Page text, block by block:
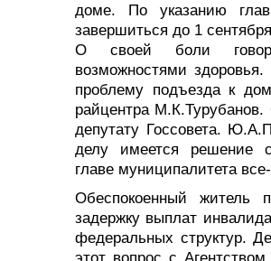
доме. По указанию
завершиться до 1
О своей боли
возможностями
проблему подъезда к
райцентра
депутату Госсовета.
делу имеется решение
главе муниципалитета
Обеспокоенный житель
задержку выплат
федеральных структур.
этот вопрос с